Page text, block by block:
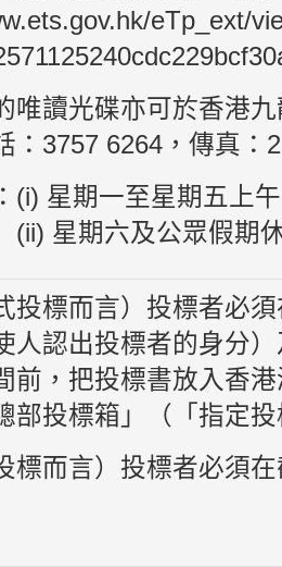
eTp_ext/
唯讀光碟亦可於香港
：3757 6264，傳真：
(i) 星期一至星期五上
六及公眾假期休
投標而言）投標者必
人認出投標者的身分
前，把投標書放入香
部投標箱」（「指定
標而言）投標者必須